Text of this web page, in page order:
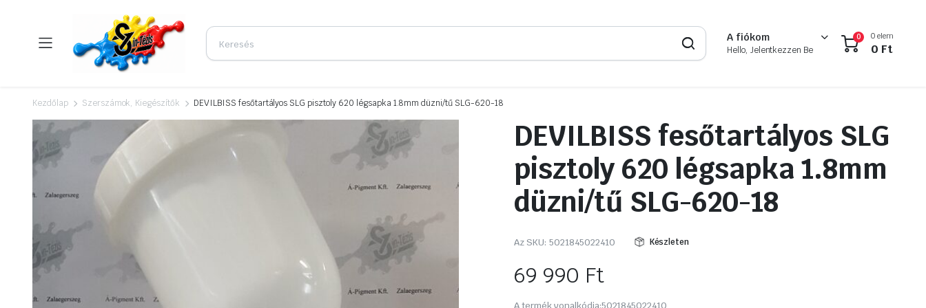
A fiókom
Hello, Jelentkezzen Be
0 0 elem
0 Ft
Kezdőlap Szerszámok, Kiegészítők DEVILBISS fesőtartályos SLG pisztoly 620 légsapka 1.8mm düzni/tű SLG-620-18
DEVILBISS fesőtartályos SLG
pisztoly 620 légsapka 1.8mm
düzni/tű SLG-620-18
Az SKU: 5021845022410 Készleten
69 990 Ft